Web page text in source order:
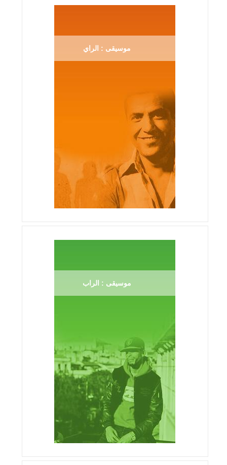
موسيقى : الراي
موسيقى : الراب